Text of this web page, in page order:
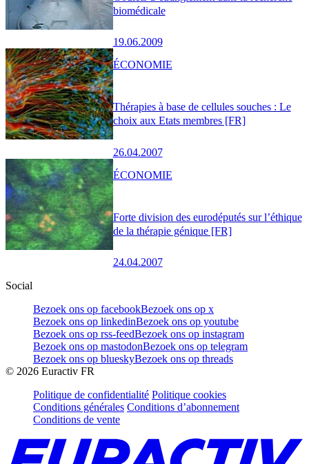
biomédicale
19.06.2009
Thérapies à base de cellules souches : Le
choix aux Etats membres [FR]
26.04.2007
ÉCONOMIE
Forte division des eurodéputés sur l’éthique
de la thérapie génique [FR]
24.04.2007
ÉCONOMIE
Social
Bezoek ons op facebookBezoek ons op x
Bezoek ons op linkedinBezoek ons op youtube
Bezoek ons op rss-feedBezoek ons op instagram
Bezoek ons op mastodonBezoek ons op telegram
Bezoek ons op blueskyBezoek ons op threads
© 2026 Euractiv FR
Politique de confidentialité Politique cookies
Conditions générales Conditions d’abonnement
Conditions de vente